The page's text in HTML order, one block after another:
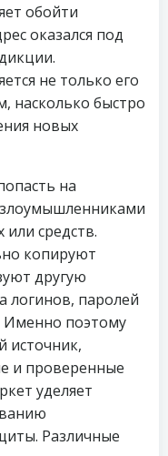
обойти
оказался под
не только его
насколько быстро
новых
на
средств.
копируют
другую
логинов, паролей
Именно поэтому
источник,
и проверенные
уделяет
Различные